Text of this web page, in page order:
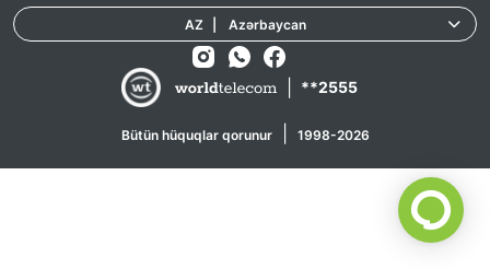
**2555
Bütün hüquqlar qorunur 1998-2026
AZ Azərbaycan